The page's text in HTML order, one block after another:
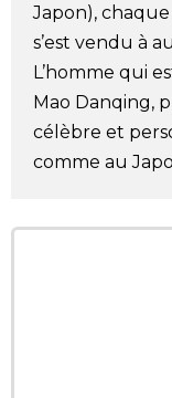
Culture
Gastronomie
Le japonais
En plus
Japon),
s’est vendu à
L’homme qui
Mao Danqing,
célèbre et
comme au